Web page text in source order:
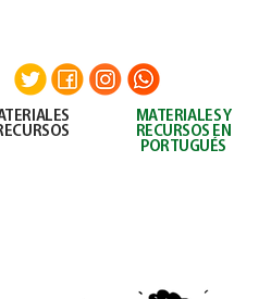
MATERIALESY
RECURSOS EN
PORTUGUÉS